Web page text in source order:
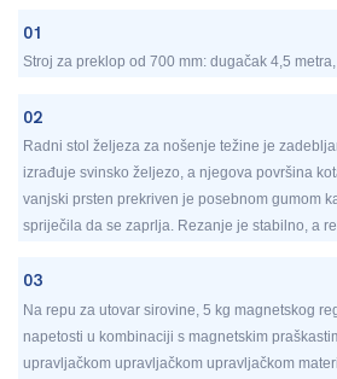
01
Stroj za preklop od 700 mm: dugačak 4,5
02
Radni stol željeza za nošenje težine je
izrađuje svinsko željezo, a njegova površina
vanjski prsten prekriven je posebnom gumom
spriječila da se zaprlja. Rezanje je stabilno, a
03
Na repu za utovar sirovine, 5 kg magnetskog
napetosti u kombinaciji s magnetskim
upravljačkom upravljačkom upravljačkom